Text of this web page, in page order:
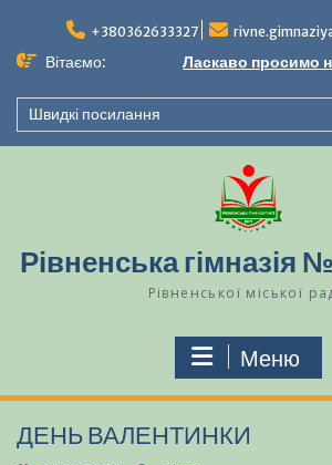
вмісту
+380362633327
Вітаємо: Ласкаво просимо
Швидкі посилання
Рівненська гімназія
Рівненської міської
Меню
ДЕНЬ ВАЛЕНТИНКИ